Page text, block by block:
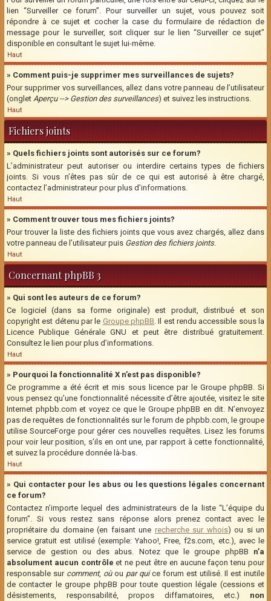
lien “Surveiller ce forum”. Pour surveiller un sujet, vous pouvez soit
répondre à ce sujet et cocher la case du formulaire de rédaction de
message pour le surveiller, soit cliquer sur le lien “Surveiller ce sujet”
disponible en consultant le sujet lui-même.
Haut
» Comment puis-je supprimer mes surveillances de sujets?
Pour supprimer vos surveillances, allez dans votre panneau de l’utilisateur
(onglet Aperçu --> Gestion des surveillances) et suivez les instructions.
Haut
Fichiers joints
» Quels fichiers joints sont autorisés sur ce forum?
L’administrateur peut autoriser ou interdire certains types de fichiers
joints. Si vous n’êtes pas sûr de ce qui est autorisé à être chargé,
contactez l’administrateur pour plus d’informations.
Haut
» Comment trouver tous mes fichiers joints?
Pour trouver la liste des fichiers joints que vous avez chargés, allez dans
votre panneau de l’utilisateur puis Gestion des fichiers joints.
Haut
Concernant phpBB 3
» Qui sont les auteurs de ce forum?
Ce logiciel (dans sa forme originale) est produit, distribué et son
copyright est détenu par le Groupe phpBB. Il est rendu accessible sous la
Licence Publique Générale GNU et peut être distribué gratuitement.
Consultez le lien pour plus d’informations.
Haut
» Pourquoi la fonctionnalité X n’est pas disponible?
Ce programme a été écrit et mis sous licence par le Groupe phpBB. Si
vous pensez qu’une fonctionnalité nécessite d’être ajoutée, visitez le site
Internet phpbb.com et voyez ce que le Groupe phpBB en dit. N’envoyez
pas de requêtes de fonctionnalités sur le forum de phpbb.com, le groupe
utilise SourceForge pour gérer ces nouvelles requêtes. Lisez les forums
pour voir leur position, s’ils en ont une, par rapport à cette fonctionnalité,
et suivez la procédure donnée là-bas.
Haut
» Qui contacter pour les abus ou les questions légales concernant
ce forum?
Contactez n’importe lequel des administrateurs de la liste “L’équipe du
forum”. Si vous restez sans réponse alors prenez contact avec le
propriétaire du domaine (en faisant une recherche sur whois) ou si un
service gratuit est utilisé (exemple: Yahoo!, Free, f2s.com, etc.), avec le
service de gestion ou des abus. Notez que le groupe phpBB n’a
absolument aucun contrôle et ne peut être en aucune façon tenu pour
responsable sur comment, oùou par quice forum est utilisé. Il est inutile
de contacter le groupe phpBB pour toute question légale (cessions et
désistements, responsabilité, propos diffamatoires, etc.) non